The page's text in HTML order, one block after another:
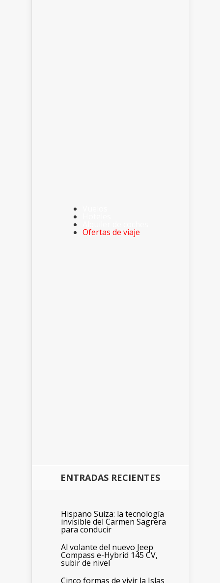
Ofertas de viaje
ENTRADAS RECIENTES
Hispano Suiza: la tecnología
invisible del Carmen Sagrera
para conducir
Al volante del nuevo Jeep
Compass e-Hybrid 145 CV,
subir de nivel
Cinco formas de vivir la Islas